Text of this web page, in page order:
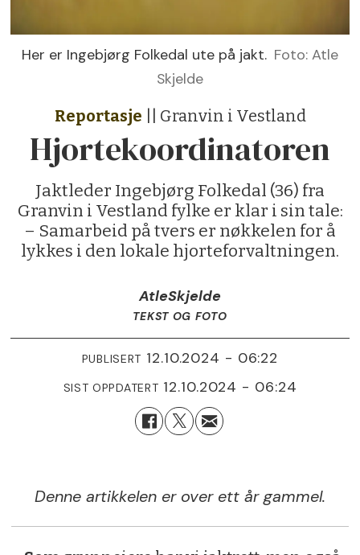
Her er Ingebjørg Folkedal ute på jakt. Foto: Atle
Skjelde
Reportasje || Granvin i Vestland
Hjortekoordinatoren
Jaktleder Ingebjørg Folkedal (36) fra
Granvin i Vestland fylke er klar i sin tale:
– Samarbeid på tvers er nøkkelen for å
lykkes i den lokale hjorteforvaltningen.
AtleSkjelde
TEKST OG FOTO
PUBLISERT 12.10.2024 - 06:22
SIST OPPDATERT 12.10.2024 - 06:24
Denne artikkelen er over ett år gammel.